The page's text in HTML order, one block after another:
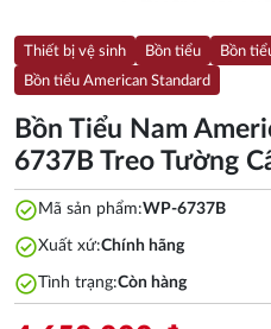
Thiết bị vệ sinh Bồn tiểu
Bồn
Bồn tiểu American Standard
Bồn Tiểu Nam
6737B Treo Tường
check_circle Mã sản phẩm:WP-6737B
check_circleXuất xứ:Chính hãng
check_circleTình trạng:Còn hàng